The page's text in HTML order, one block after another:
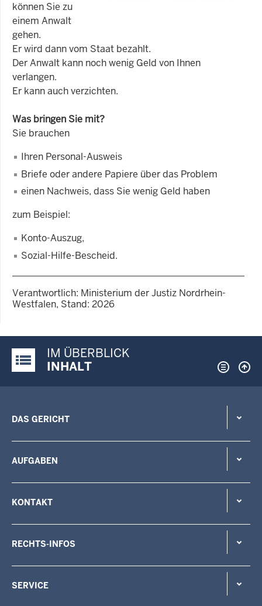
können Sie zu
einem Anwalt
gehen.
Er wird dann vom Staat bezahlt.
Der Anwalt kann noch wenig Geld von Ihnen
verlangen.
Er kann auch verzichten.
Was bringen Sie mit?
Sie brauchen
Ihren Personal-Ausweis
Briefe oder andere Papiere über das Problem
einen Nachweis, dass Sie wenig Geld haben
zum Beispiel:
Konto-Auszug,
Sozial-Hilfe-Bescheid.
Verantwortlich: Ministerium der Justiz Nordrhein-
Westfalen, Stand: 2026
Justiz-Portal im Überblick:
IM ÜBERBLICK
INHALT
DAS GERICHT
AUFGABEN
KONTAKT
RECHTS-INFOS
SERVICE